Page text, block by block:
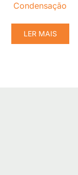
Condensação
LER MAIS